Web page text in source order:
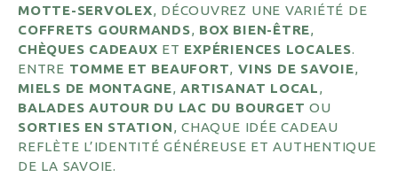
MOTTE-SERVOLEX, DÉCOUVREZ UNE VARIÉTÉ DE
COFFRETS GOURMANDS, BOX BIEN-ÊTRE,
CHÈQUES CADEAUX ET EXPÉRIENCES LOCALES.
ENTRE TOMME ET BEAUFORT,VINS DE SAVOIE,
MIELS DE MONTAGNE,ARTISANAT LOCAL,
BALADES AUTOUR DU LAC DU BOURGET OU
SORTIES EN STATION, CHAQUE IDÉE CADEAU
REFLÈTE L’IDENTITÉ GÉNÉREUSE ET AUTHENTIQUE
DE LA SAVOIE.